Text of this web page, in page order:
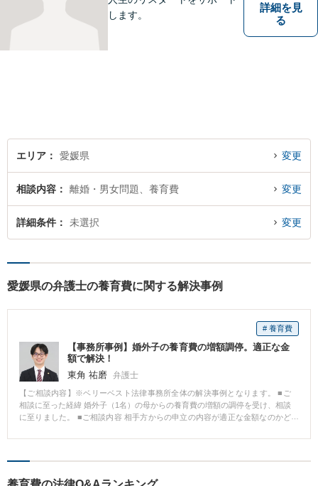
します。
詳細を見
る
エリア 愛媛県 変更
相談内容 離婚・男女問題、養育費 変更
詳細条件 未選択 変更
愛媛県の弁護士の養育費に関する解決事例
# 養育費
【事務所事例】婚外子の養育費の増額調停。適正な金
額で解決！
東角 祐磨 弁護士
【ご相談内容】※ベリーベスト法律事務所全体の解決事例となります。 ■ご
相談に至った経緯 婚外子（1名）の母からの養育費の増額の調停を受け、相談
に至りました。 ■ご相談内容 相手方からの申立の内容が適正な金額なのかど
任となりました。 ■ベリーベストの対応とその結果 先方の提示と従前の金額
及び子らに支出する費用の面等）があり、それらの事情を調停時においては